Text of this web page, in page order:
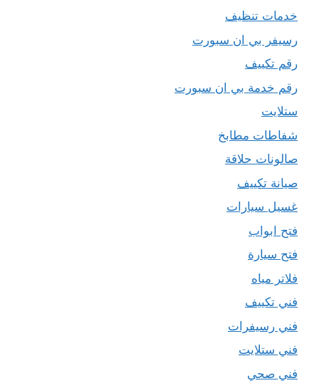
خدمات تنظيف
رسيفر بي ان سبورت
رقم تكييف
رقم خدمة بي ان سبورت
ستلايت
شفاطات مطابخ
صالونات حلاقة
صيانة تكييف
غسيل سيارات
فتح ابواب
فتح سيارة
فلاتر مياه
فني تكييف
فني رسيفرات
فني ستلايت
فني صحي